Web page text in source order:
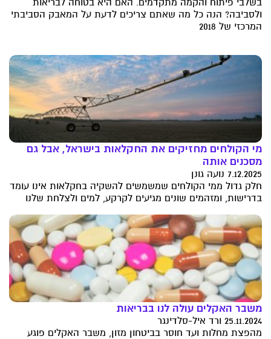
ולסביבה? הנה כל מה שאתם צריכים לדעת על המאבק הסביבתי
המרכזי של 2018
מי הקולחים מחזיקים את החקלאות בישראל, אבל גם
מסכנים אותה
7.12.2025 נועה גונן
חלק גדול ממי הקולחים שמשמשים להשקיה בחקלאות אינו עומד
בדרישות, ומזהמים שונים מגיעים לקרקע, למים ולצלחת שלנו
משבר האקלים עולה לנו בבריאות
25.11.2024 ורד איל-סלדינגר
מהפצת מחלות ועד חוסר בביטחון מזון, משבר האקלים פוגע